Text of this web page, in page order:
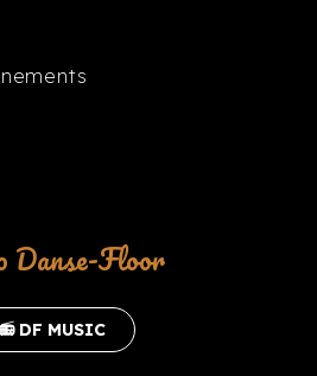
Danse-Floor
DF MUSIC